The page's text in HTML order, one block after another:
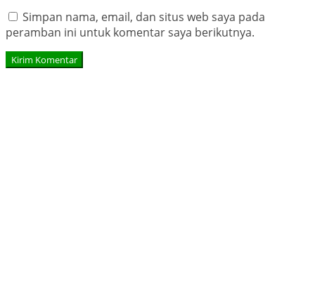
Simpan nama, email, dan situs web saya pada
peramban ini untuk komentar saya berikutnya.